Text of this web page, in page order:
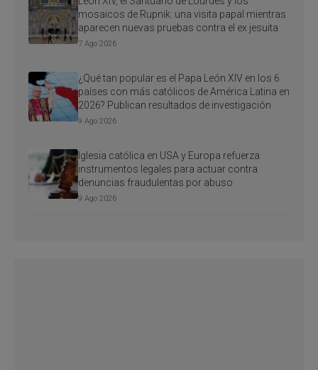
mosaicos de Rupnik: una visita papal mientras
aparecen nuevas pruebas contra el ex jesuita
7 Ago 2026
¿Qué tan popular es el Papa León XIV en los 6
países con más católicos de América Latina en
2026? Publican resultados de investigación
9 Ago 2026
Iglesia católica en USA y Europa refuerza
instrumentos legales para actuar contra
denuncias fraudulentas por abuso
9 Ago 2026